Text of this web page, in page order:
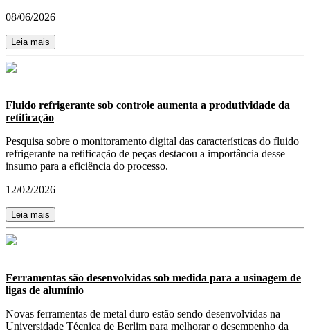
08/06/2026
Leia mais
Fluido refrigerante sob controle aumenta a produtividade da
retificação
Pesquisa sobre o monitoramento digital das características do fluido
refrigerante na retificação de peças destacou a importância desse
insumo para a eficiência do processo.
12/02/2026
Leia mais
Ferramentas são desenvolvidas sob medida para a usinagem de
ligas de alumínio
Novas ferramentas de metal duro estão sendo desenvolvidas na
Universidade Técnica de Berlim para melhorar o desempenho da